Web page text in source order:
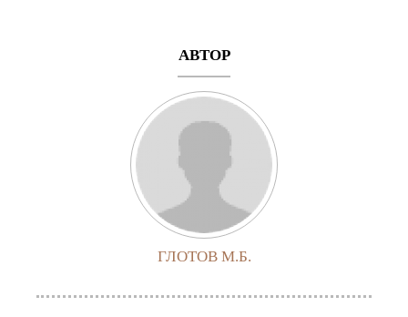
АВТОР
ГЛОТОВ М.Б.